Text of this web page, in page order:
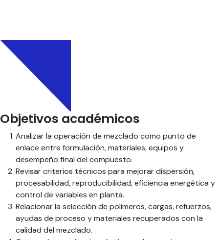
Objetivos académicos
Analizar la operación de mezclado como punto de
enlace entre formulación, materiales, equipos y
desempeño final del compuesto.
Revisar criterios técnicos para mejorar dispersión,
procesabilidad, reproducibilidad, eficiencia energética y
control de variables en planta.
Relacionar la selección de polímeros, cargas, refuerzos,
ayudas de proceso y materiales recuperados con la
calidad del mezclado.